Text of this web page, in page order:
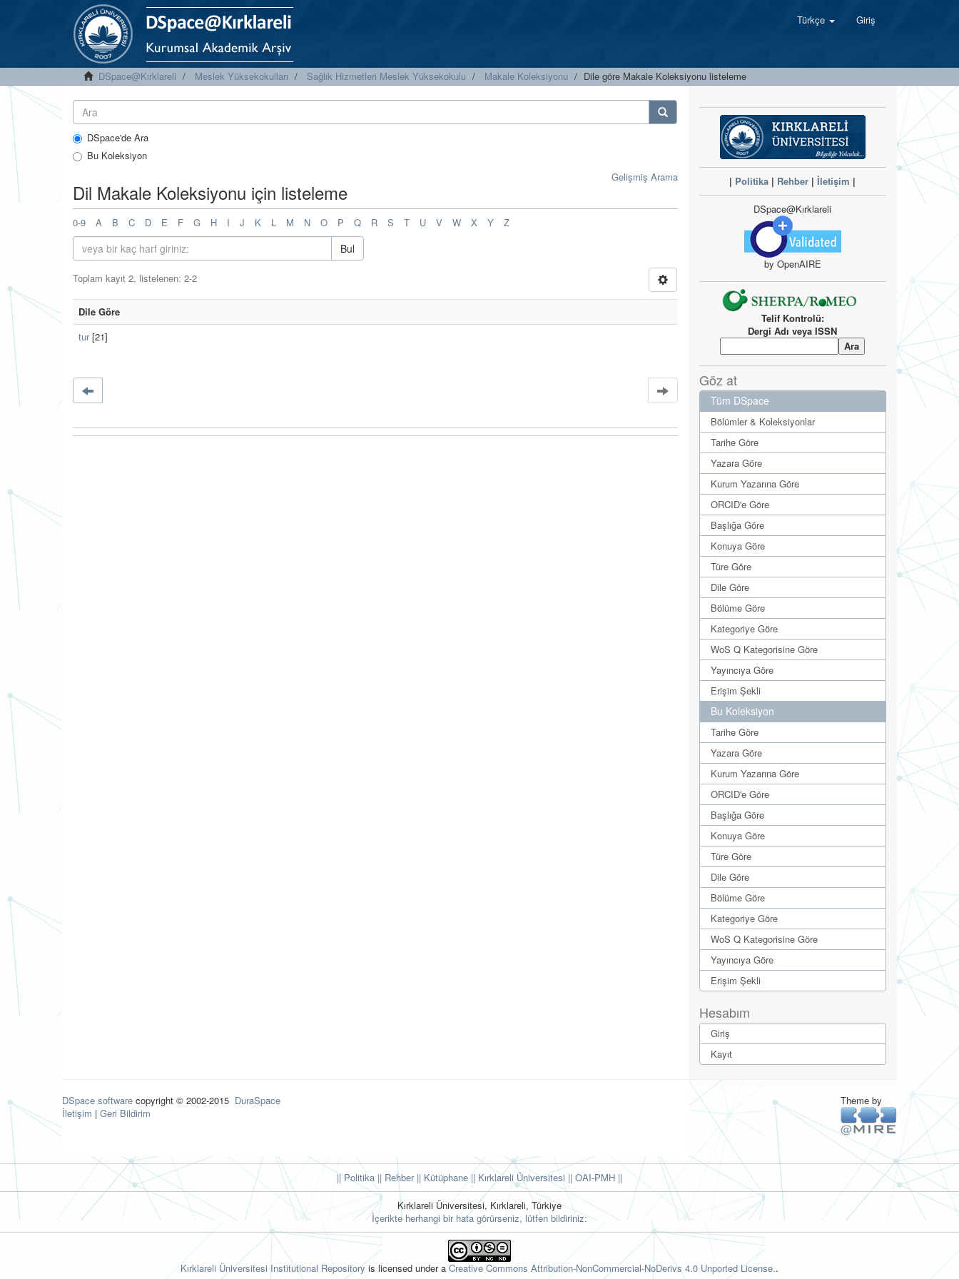
Türkçe Giriş
DSpace@Kırklareli Meslek Yüksekokulları Sağlık Hizmetleri Meslek Yüksekokulu Makale Koleksiyonu Dile göre Makale Koleksiyonu listeleme
DSpace'de Ara
Bu Koleksiyon
Gelişmiş Arama
Dil Makale Koleksiyonu için listeleme
0-9 A B C D E F G H I J K L M N O P Q R S T U V W X Y Z
Bul
Toplam kayıt 2, listelenen: 2-2
Dile Göre
tur[21]
| Politika | Rehber |İletişim |
DSpace@Kırklareli
by OpenAIRE
Telif Kontrolü:
Dergi Adı veya ISSN
Göz at
Tüm DSpace
Bölümler & Koleksiyonlar
Tarihe Göre
Yazara Göre
Kurum Yazarına Göre
ORCID'e Göre
Başlığa Göre
Konuya Göre
Türe Göre
Dile Göre
Bölüme Göre
Kategoriye Göre
WoS Q Kategorisine Göre
Yayıncıya Göre
Erişim Şekli
Bu Koleksiyon
Tarihe Göre
Yazara Göre
Kurum Yazarına Göre
ORCID'e Göre
Başlığa Göre
Konuya Göre
Türe Göre
Dile Göre
Bölüme Göre
Kategoriye Göre
WoS Q Kategorisine Göre
Yayıncıya Göre
Erişim Şekli
Hesabım
Giriş
Kayıt
DSpace software copyright © 2002-2015 DuraSpace
İletişim | Geri Bildirim
Theme by
|| Politika || Rehber|| Kütüphane|| Kırklareli Üniversitesi || OAI-PMH ||
Kırklareli Üniversitesi, Kırklareli, Türkiye
İçerikte herhangi bir hata görürseniz, lütfen bildiriniz:
Kırklareli Üniversitesi Institutional Repository is licensed under a Creative Commons Attribution-NonCommercial-NoDerivs 4.0 Unported License..